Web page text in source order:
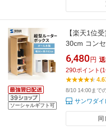
ソーシャルギフト可
【楽天1位
30cm コン
ク おしゃれ
し Wi-fi隠し
ー
6,480 円
290ポイント (1
8/10 14:00まで
サンワダ
同